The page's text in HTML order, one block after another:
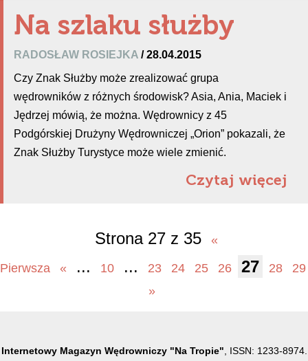
Na szlaku służby
RADOSŁAW ROSIEJKA / 28.04.2015
Czy Znak Służby może zrealizować grupa
wędrowników z różnych środowisk? Asia, Ania, Maciek i
Jędrzej mówią, że można. Wędrownicy z 45
Podgórskiej Drużyny Wędrowniczej „Orion” pokazali, że
Znak Służby Turystyce może wiele zmienić.
Czytaj więcej
Strona 27 z 35 «
Pierwsza « ... 10 ... 23 24 25 26 27 28
29
»
Internetowy Magazyn Wędrowniczy "Na Tropie" , ISSN: 1233-8974.